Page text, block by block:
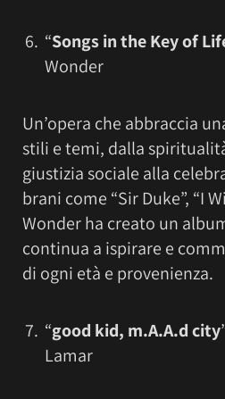
“Songs in the Key of
Wonder
Un’opera che abbraccia
stili e temi, dalla
giustizia sociale alla
brani come “Sir Duke”, “I
Wonder ha creato un
continua a ispirare e
di ogni età e provenienza.
“good kid, m.A.A.d city
Lamar